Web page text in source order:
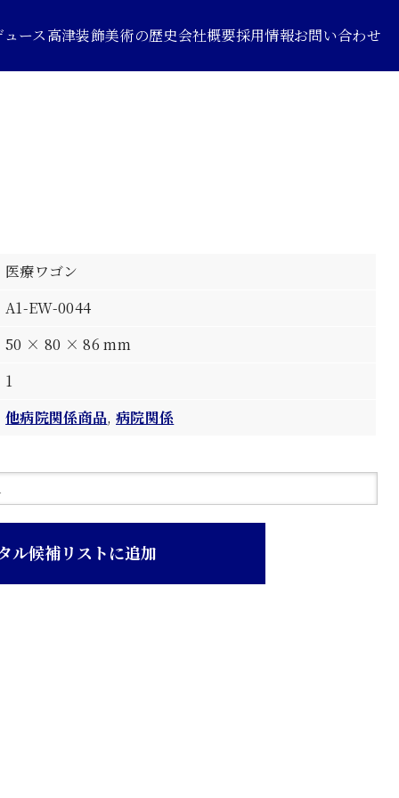
ース高津装飾美術の歴史会社概要採用情報お問い合わせ
医療ワゴン
A1-EW-0044
50 × 80 × 86 mm
1
他病院関係商品,病院関係
ル候補リストに追加